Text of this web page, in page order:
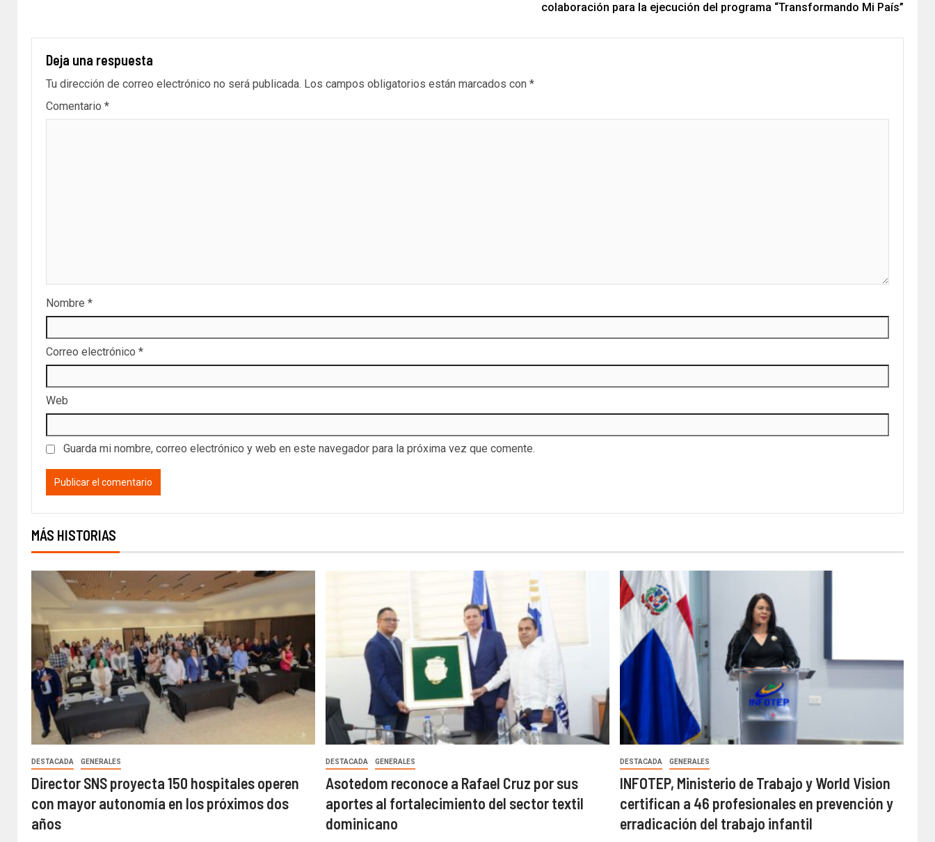
colaboración para la ejecución del programa “Transformando Mi País”
Deja una respuesta
Tu dirección de correo electrónico no será publicada. Los campos obligatorios están marcados con *
Comentario *
Nombre *
Correo electrónico *
Web
Guarda mi nombre, correo electrónico y web en este navegador para la próxima vez que comente.
MÁS HISTORIAS
DESTACADA GENERALES
Director SNS proyecta 150 hospitales operen
con mayor autonomía en los próximos dos
años
DESTACADA GENERALES
Asotedom reconoce a Rafael Cruz por sus
aportes al fortalecimiento del sector textil
dominicano
DESTACADA GENERALES
INFOTEP, Ministerio de Trabajo y World Vision
certifican a 46 profesionales en prevención y
erradicación del trabajo infantil